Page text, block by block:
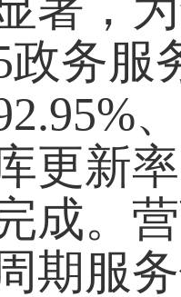
务服
更新
成。
期服